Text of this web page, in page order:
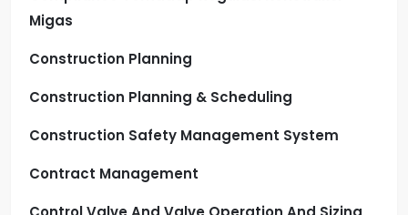
Migas
Construction Planning
Construction Planning & Scheduling
Construction Safety Management System
Contract Management